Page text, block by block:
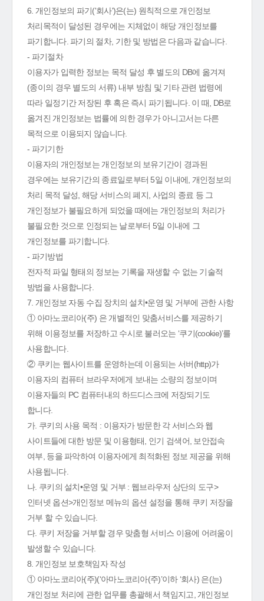
6. 개인정보의 파기('회사')은(는) 원칙적으로 개인정보
처리목적이 달성된 경우에는 지체없이 해당 개인정보를
파기합니다. 파기의 절차, 기한 및 방법은 다음과 같습니다.
- 파기절차
이용자가 입력한 정보는 목적 달성 후 별도의 DB에 옮겨져
(종이의 경우 별도의 서류) 내부 방침 및 기타 관련 법령에
따라 일정기간 저장된 후 혹은 즉시 파기됩니다. 이 때, DB로
옮겨진 개인정보는 법률에 의한 경우가 아니고서는 다른
목적으로 이용되지 않습니다.
- 파기기한
이용자의 개인정보는 개인정보의 보유기간이 경과된
경우에는 보유기간의 종료일로부터 5일 이내에, 개인정보의
처리 목적 달성, 해당 서비스의 폐지, 사업의 종료 등 그
개인정보가 불필요하게 되었을 때에는 개인정보의 처리가
불필요한 것으로 인정되는 날로부터 5일 이내에 그
개인정보를 파기합니다.
- 파기방법
전자적 파일 형태의 정보는 기록을 재생할 수 없는 기술적
방법을 사용합니다.
7. 개인정보 자동 수집 장치의 설치•운영 및 거부에 관한 사항
① 아마노코리아(주) 은 개별적인 맞춤서비스를 제공하기
위해 이용정보를 저장하고 수시로 불러오는 ‘쿠기(cookie)’를
사용합니다.
② 쿠키는 웹사이트를 운영하는데 이용되는 서버(http)가
이용자의 컴퓨터 브라우저에게 보내는 소량의 정보이며
이용자들의 PC 컴퓨터내의 하드디스크에 저장되기도
합니다.
가. 쿠키의 사용 목적 : 이용자가 방문한 각 서비스와 웹
사이트들에 대한 방문 및 이용형태, 인기 검색어, 보안접속
여부, 등을 파악하여 이용자에게 최적화된 정보 제공을 위해
사용됩니다.
나. 쿠키의 설치•운영 및 거부 : 웹브라우저 상단의 도구>
인터넷 옵션>개인정보 메뉴의 옵션 설정을 통해 쿠키 저장을
거부 할 수 있습니다.
다. 쿠키 저장을 거부할 경우 맞춤형 서비스 이용에 어려움이
발생할 수 있습니다.
8. 개인정보 보호책임자 작성
① 아마노코리아(주)(‘아마노코리아(주)’이하 ‘회사) 은(는)
개인정보 처리에 관한 업무를 총괄해서 책임지고, 개인정보